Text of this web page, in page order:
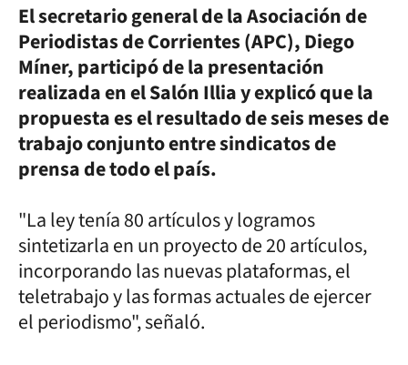
El secretario general de la Asociación de
Periodistas de Corrientes (APC), Diego
Míner, participó de la presentación
realizada en el Salón Illia y explicó que la
propuesta es el resultado de seis meses de
trabajo conjunto entre sindicatos de
prensa de todo el país.
"La ley tenía 80 artículos y logramos
sintetizarla en un proyecto de 20 artículos,
incorporando las nuevas plataformas, el
teletrabajo y las formas actuales de ejercer
el periodismo", señaló.